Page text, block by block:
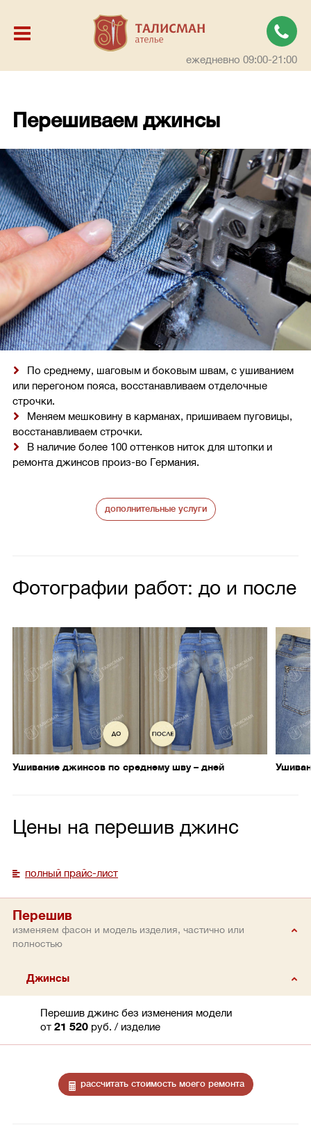
ежедневно 09:00-21:00
Перешиваем джинсы
По среднему, шаговым и боковым швам, с ушиванием
или перегоном пояса, восстанавливаем отделочные
строчки.
Меняем мешковину в карманах, пришиваем пуговицы,
восстанавливаем строчки.
В наличие более 100 оттенков ниток для штопки и
ремонта джинсов произ-во Германия.
дополнительные услуги
Фотографии работ: до и после
Ушивание джинсов по среднему шву – дней
Цены на перешив джинс
полный прайс-лист
Перешив
изменяем фасон и модель изделия, частично или
полностью
Джинсы
Перешив джинс без изменения модели
от 21 520 руб. / изделие
рассчитать стоимость моего ремонта